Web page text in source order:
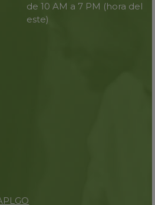
de 10 AM a 7 PM (hora del
este)